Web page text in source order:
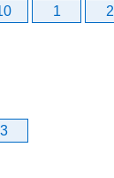
1 2
3